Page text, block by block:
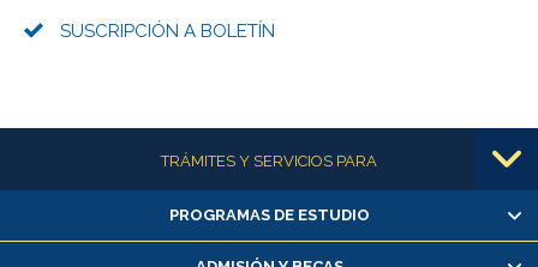
SUSCRIPCIÓN A BOLETÍN
Más informaciónTRÁMITES Y SERVICIOS PARA
Alumnas/os y exalumnas/os
Matrícula en línea
PROGRAMAS DE ESTUDIO